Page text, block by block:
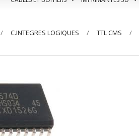
C.INTEGRES LOGIQUES TTL CMS